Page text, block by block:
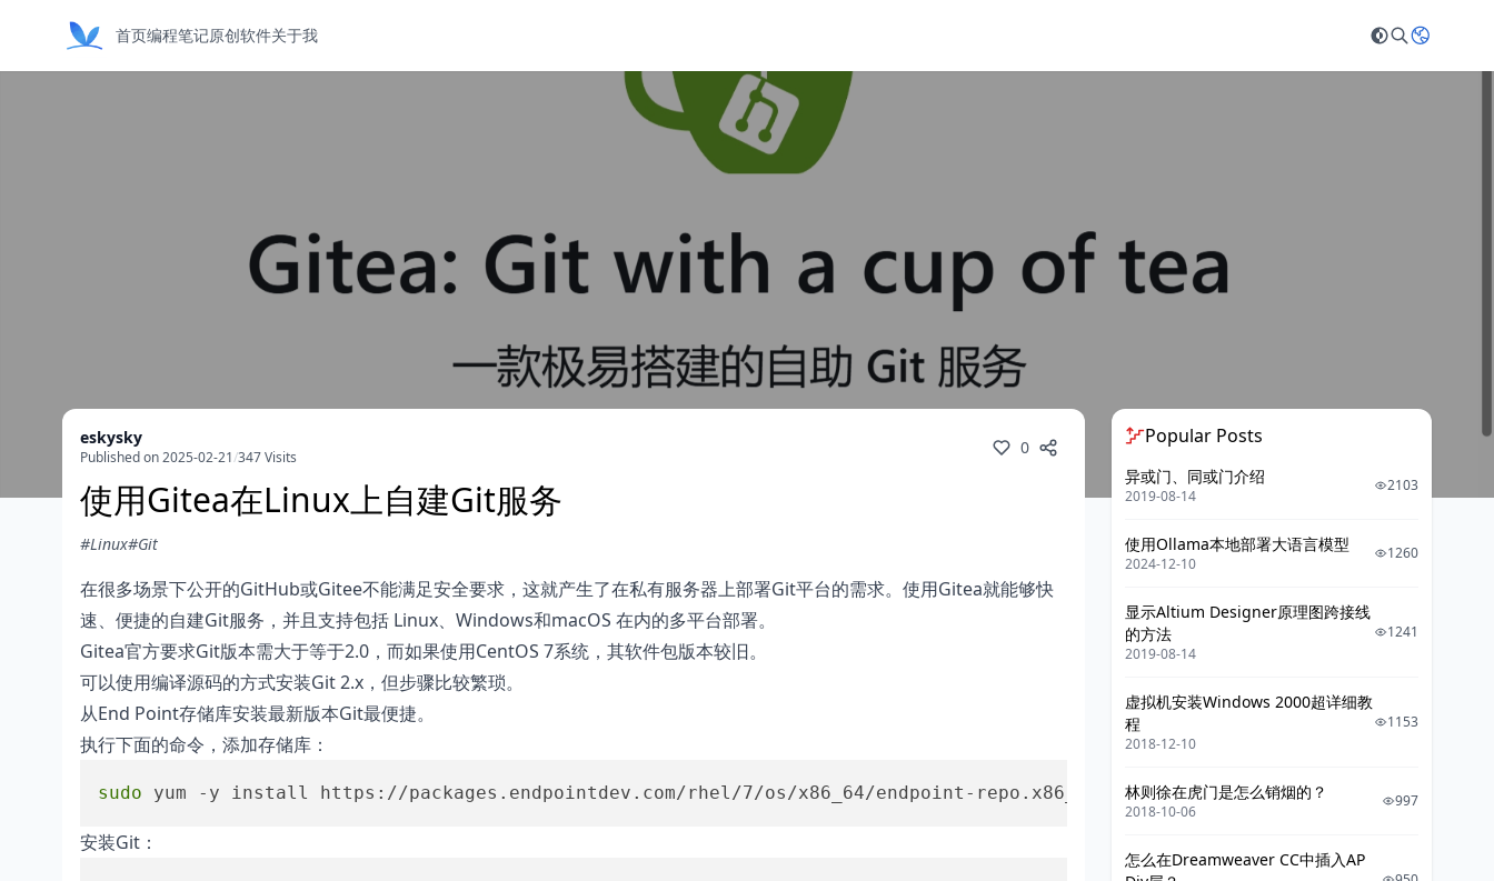
首页编程笔记原创软件关于我
eskysky
Published on 2025-02-21/347 Visits 0
使用Gitea在Linux上自建Git服务
#Linux#Git
在很多场景下公开的GitHub或Gitee不能满足安全要求，这就产生了在私有服务器上部署Git平台的需求。使用Gitea就能够快
速、便捷的自建Git服务，并且支持包括 Linux、Windows和macOS 在内的多平台部署。
Gitea官方要求Git版本需大于等于2.0，而如果使用CentOS 7系统，其软件包版本较旧。
可以使用编译源码的方式安装Git 2.x，但步骤比较繁琐。
从End Point存储库安装最新版本Git最便捷。
执行下面的命令，添加存储库：
sudo yum -y install https://packages.endpointdev.com/rhel/7/os/x86_64/endpoint-repo.x86_64.rpm
安装Git：
Popular Posts
异或门、同或门介绍
2019-08-14
2103
使用Ollama本地部署大语言模型
2024-12-10
1260
显示Altium Designer原理图跨接线
的方法
2019-08-14
1241
虚拟机安装Windows 2000超详细教
程
2018-12-10
1153
林则徐在虎门是怎么销烟的？
2018-10-06
997
怎么在Dreamweaver CC中插入AP